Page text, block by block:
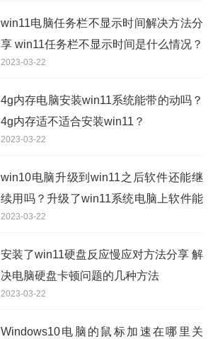
win11电脑任务栏不显示时间解决方法分
享 win11任务栏不显示时间是什么情况？
2023-03-22
4g内存电脑安装win11系统能带的动吗？
4g内存适不适合安装win11？
2023-03-22
win10电脑升级到win11之后软件还能继
续用吗？升级了win11系统电脑上软件能
不能用？
2023-03-22
安装了win11硬盘反应慢应对方法分享 解
决电脑硬盘卡顿问题的几种方法
2023-03-22
Windows10电脑的鼠标加速在哪里关